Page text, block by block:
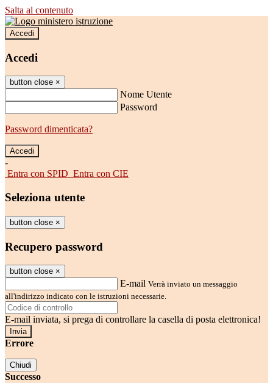
Salta al contenuto
Accedi
Accedi
button close ×
Nome Utente
Password
Password dimenticata?
-
Entra con SPID Entra con CIE
Seleziona utente
button close ×
Recupero password
button close ×
E-mail Verrà inviato un messaggio
all'indirizzo indicato con le istruzioni necessarie.
E-mail inviata, si prega di controllare la casella di posta elettronica!
Errore
Chiudi
Successo